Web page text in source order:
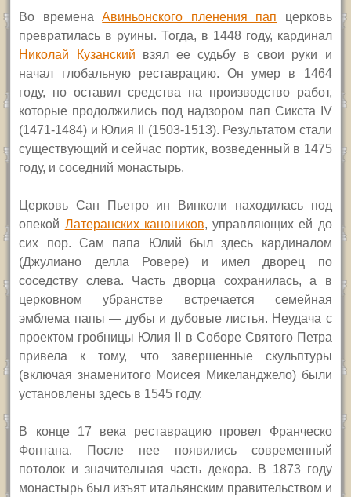
Во временаАвиньонского пленения пап церковь
превратилась в руины. Тогда, в 1448 году, кардинал
Николай Кузанский взял ее судьбу в свои руки и
начал глобальную реставрацию. Он умер в 1464
году, но оставил средства на производство работ,
которые продолжились под надзором пап Сикста
IV
(1471-1484) и Юлия
(1503-1513). Результатом стали
существующий и сейчас портик, возведенный в 1475
году, и соседний монастырь.
ЦерковьСан Пьетро ин Винколи находилась под
опекой Латеранских каноников, управляющих ей до
сих пор. Сам папа Юлий был здесь кардиналом
(Джулиано делла Ровере) и имел дворец по
соседству слева. Часть дворца сохранилась, а в
церковном убранстве встречается семейная
эмблема папы — дубы и дубовые листья. Неудача с
проектом гробницы Юлия
в Соборе Святого Петра
привела к тому, что завершенные скульптуры
(включая знаменитого Моисея Микеланджело) были
установлены здесь в 1545 году.
В конце 17 века реставрацию провел Франческо
Фонтана. После нее появились современный
потолок и значительная часть декора. В 1873 году
монастырь был изъят итальянским правительством и